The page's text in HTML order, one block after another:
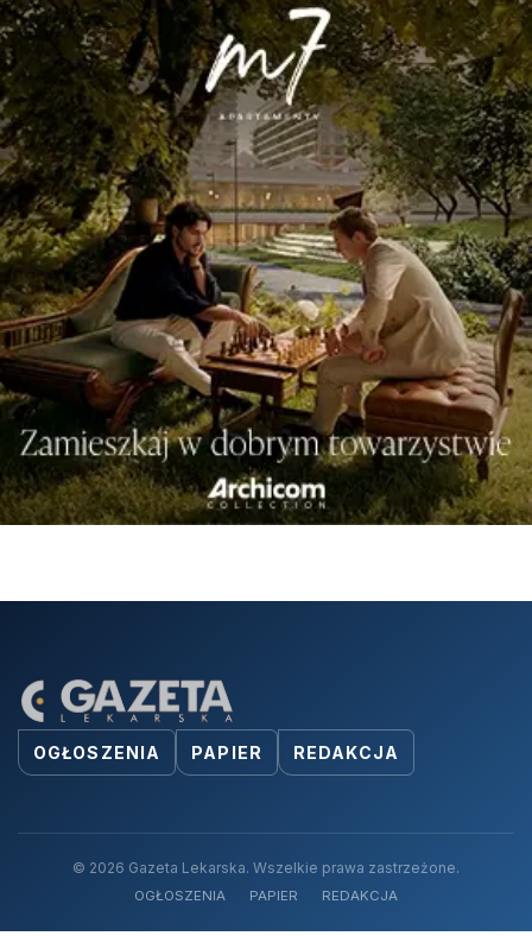
OGŁOSZENIA PAPIER REDAKCJA
© 2026 Gazeta Lekarska. Wszelkie prawa zastrzeżone.
OGŁOSZENIA PAPIER REDAKCJA